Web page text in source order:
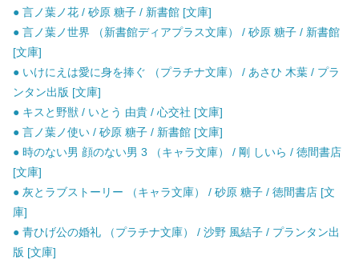
● 言ノ葉ノ花 / 砂原 糖子 / 新書館 [文庫]
● 言ノ葉ノ世界 （新書館ディアプラス文庫） / 砂原 糖子 / 新書館
[文庫]
● いけにえは愛に身を捧ぐ （プラチナ文庫） / あさひ 木葉 / プラ
ンタン出版 [文庫]
● キスと野獣 / いとう 由貴 / 心交社 [文庫]
● 言ノ葉ノ使い / 砂原 糖子 / 新書館 [文庫]
● 時のない男 顔のない男 3 （キャラ文庫） / 剛 しいら / 徳間書店
[文庫]
● 灰とラブストーリー （キャラ文庫） / 砂原 糖子 / 徳間書店 [文
庫]
● 青ひげ公の婚礼 （プラチナ文庫） / 沙野 風結子 / プランタン出
版 [文庫]